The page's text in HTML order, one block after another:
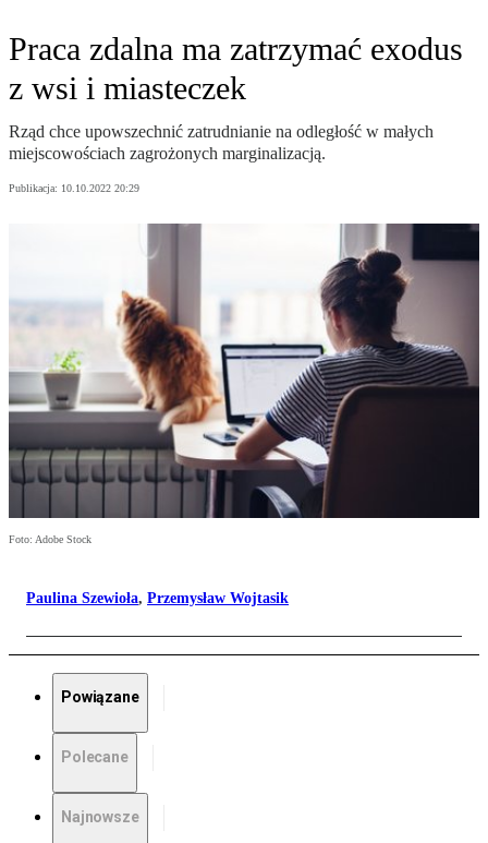
Praca zdalna ma zatrzymać exodus
z wsi i miasteczek
Rząd chce upowszechnić zatrudnianie na odległość w małych
miejscowościach zagrożonych marginalizacją.
Publikacja: 10.10.2022 20:29
Foto: Adobe Stock
Paulina Szewioła, Przemysław Wojtasik
Powiązane
Polecane
Najnowsze